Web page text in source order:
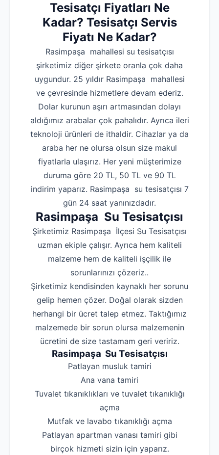
Tesisatçı Fiyatları Ne
Kadar? Tesisatçı Servis
Fiyatı Ne Kadar?
Rasimpaşa mahallesi su tesisatçısı
şirketimiz diğer şirkete oranla çok daha
uygundur. 25 yıldır Rasimpaşa mahallesi
ve çevresinde hizmetlere devam ederiz.
Dolar kurunun aşırı artmasından dolayı
aldığımız arabalar çok pahalıdır. Ayrıca ileri
teknoloji ürünleri de ithaldir. Cihazlar ya da
araba her ne olursa olsun size makul
fiyatlarla ulaşırız. Her yeni müşterimize
duruma göre 20 TL, 50 TL ve 90 TL
indirim yaparız. Rasimpaşa su tesisatçısı 7
gün 24 saat yanınızdadır.
Rasimpaşa Su Tesisatçısı
Şirketimiz Rasimpaşa İlçesi Su Tesisatçısı
uzman ekiple çalışır. Ayrıca hem kaliteli
malzeme hem de kaliteli işçilik ile
sorunlarınızı çözeriz..
Şirketimiz kendisinden kaynaklı her sorunu
gelip hemen çözer. Doğal olarak sizden
herhangi bir ücret talep etmez. Taktığımız
malzemede bir sorun olursa malzemenin
ücretini de size tastamam geri veririz.
Rasimpaşa Su Tesisatçısı
‌Patlayan musluk tamiri
‌Ana vana tamiri
‌Tuvalet tıkanıklıkları ve tuvalet tıkanıklığı
açma
‌Mutfak ve lavabo tıkanıklığı açma
‌Patlayan apartman vanası tamiri gibi
birçok hizmeti sizin için yaparız.